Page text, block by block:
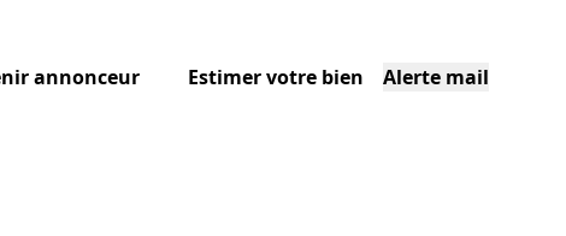
annonceur Estimer votre bien Alerte mail